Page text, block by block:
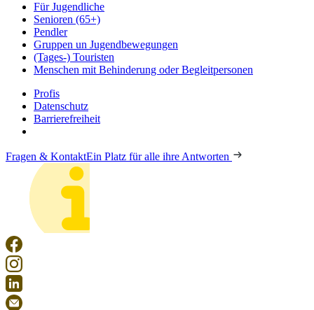
Für Jugendliche
Senioren (65+)
Pendler
Gruppen un Jugendbewegungen
(Tages-) Touristen
Menschen mit Behinderung oder Begleitpersonen
Profis
Datenschutz
Barrierefreiheit
Fragen & KontaktEin Platz für alle ihre Antworten